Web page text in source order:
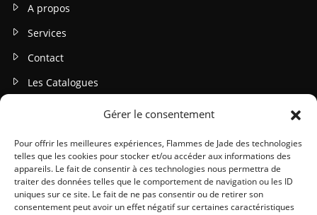
Gérer le consentement
Pour offrir les meilleures expériences, Flammes de Jade des technologies
telles que les cookies pour stocker et/ou accéder aux informations des
appareils. Le fait de consentir à ces technologies nous permettra de
traiter des données telles que le comportement de navigation ou les ID
uniques sur ce site. Le fait de ne pas consentir ou de retirer son
consentement peut avoir un effet négatif sur certaines caractéristiques
A propos
Services
Contact
Les Catalogues
INFOS LEGALES
Mentions légales
Politique de confidentialité
Gestion des cookies